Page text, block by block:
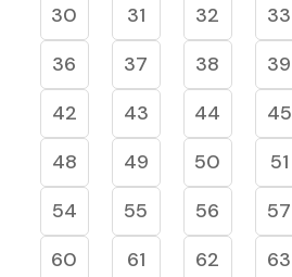
30
31 32 33
36
37 38 39
42
43 44 45
48
49 50 51
54
55 56 57
60
61 62 63